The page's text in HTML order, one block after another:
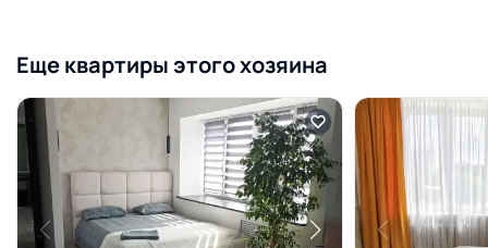
Еще квартиры этого хозяина